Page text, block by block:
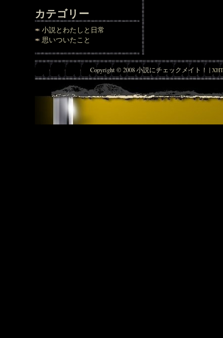
カテゴリー
小説とわたしと日常
思いついたこと
Copyright © 2008 小説にチェックメイト！ |